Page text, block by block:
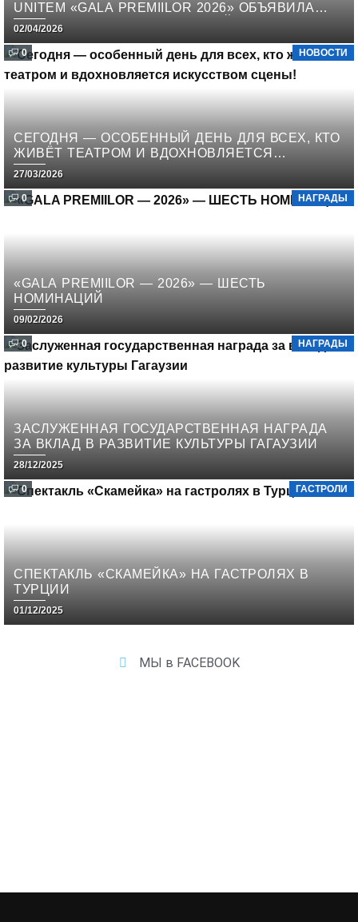
UNITEM «GALA PREMIILOR 2026» ОБЪЯВИЛА
НОМИНАНТОВ И ПОБЕДИТЕЛЕЙ
02/04/2026
0 НОВОСТИ
СЕГОДНЯ — ОСОБЕННЫЙ ДЕНЬ ДЛЯ ВСЕХ, КТО
ЖИВЁТ ТЕАТРОМ И ВДОХНОВЛЯЕТСЯ
ИСКУССТВОМ СЦЕНЫ!
27/03/2026
0 НАГРАДЫ
«GALA PREMIILOR — 2026» — ШЕСТЬ
НОМИНАЦИЙ
09/02/2026
0 НАГРАДЫ
ЗАСЛУЖЕННАЯ ГОСУДАРСТВЕННАЯ НАГРАДА
ЗА ВКЛАД В РАЗВИТИЕ КУЛЬТУРЫ ГАГАУЗИИ
28/12/2025
0 ГАСТРОЛИ
СПЕКТАКЛЬ «СКАМЕЙКА» НА ГАСТРОЛЯХ В
ТУРЦИИ
01/12/2025
МЫ в FACEBOOK